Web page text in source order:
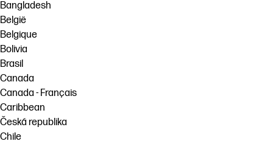
Bangladesh
België
Belgique
Bolivia
Brasil
Canada
Canada - Français
Caribbean
Česká republika
Chile